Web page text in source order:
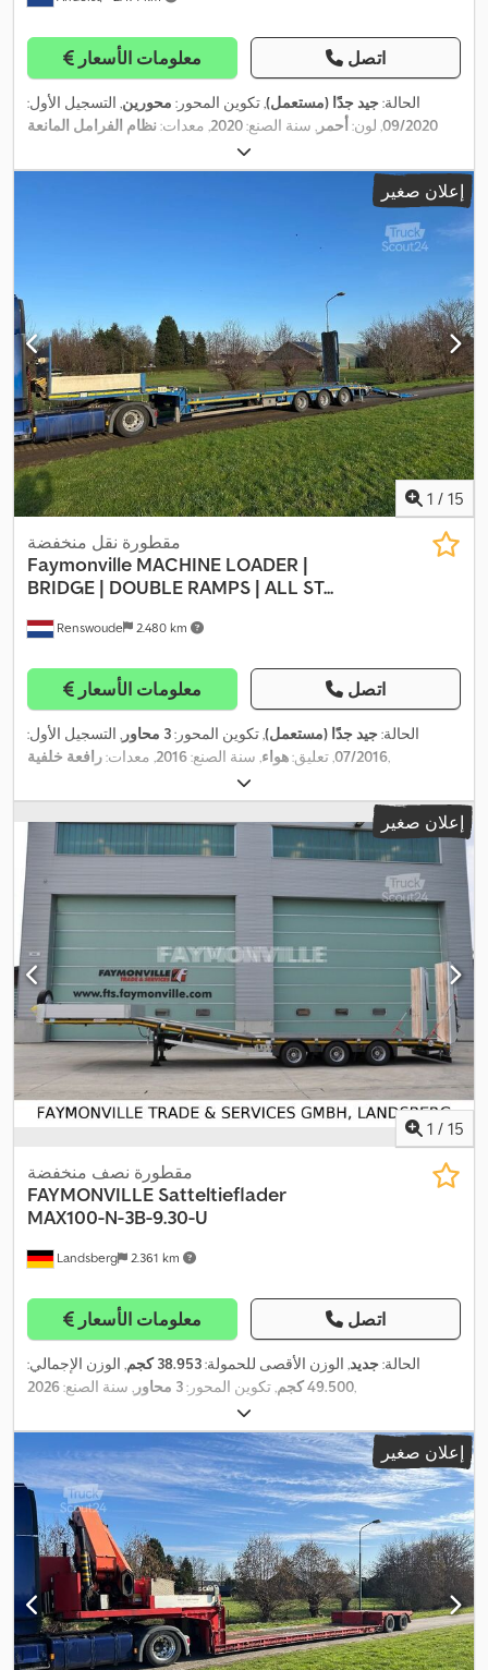
معلومات الأسعار اتصل
الحالة:جيد جدًا (مستعمل), تكوين المحور: محورين, التسجيل الأول:
09/2020, لون: أحمر , سنة الصنع:2020, معدات:نظام الفرامل المانعة
إعلان صغير
1 / 15
Renswoude 2.480 km
مقطورة نقل منخفضة
Faymonville MACHINE LOADER |
BRIDGE | DOUBLE RAMPS | ALL ST...
معلومات الأسعار اتصل
الحالة:جيد جدًا (مستعمل), تكوين المحور:3 محاور
, التسجيل الأول:
07/2016, تعليق:هواء, سنة الصنع:2016, معدات:رافعة خلفية ,
إعلان صغير
1 / 15
Landsberg 2.361 km
مقطورة نصف منخفضة
FAYMONVILLE Satteltieflader
MAX100-N-3B-9.30-U
معلومات الأسعار اتصل
الحالة:جديد, الوزن الأقصى للحمولة:38.953 كجم
, الوزن الإجمالي:
49.500 كجم
, تكوين المحور:3 محاور , سنة الصنع:2026 ,
إعلان صغير